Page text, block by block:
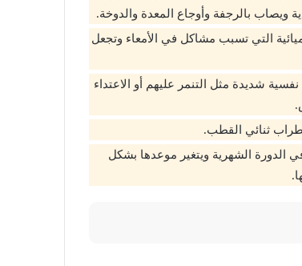
بالرجفة وأوجاع المعدة والدوخة.
التي تسبب مشاكل في الأمعاء وتجعل
شديدة مثل التنمر عليهم أو الاعتداء
ثنائي القطب.
الدورة الشهرية ويتغير موعدها بشكل